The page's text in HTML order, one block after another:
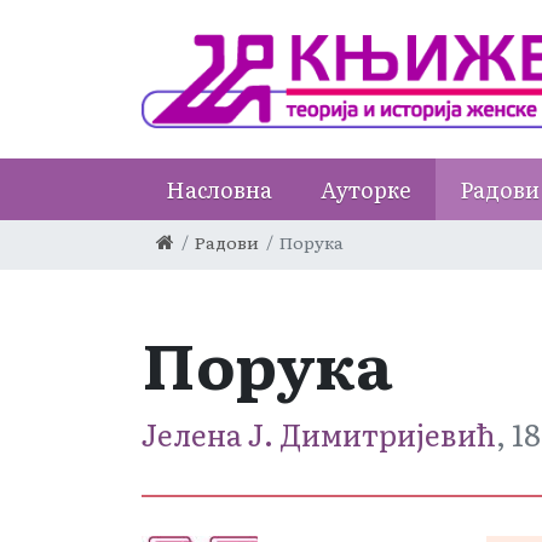
Насловна Ауторке Радови
Радови Порука
Порука
Јелена Ј. Димитријевић,